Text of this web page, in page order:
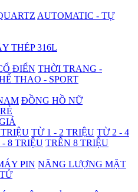
AUTOMATIC - TỰ
THÉP 316L
ĐIỂN THỜI TRANG -
THAO - SPORT
ĐỒNG HỒ NỮ
TỪ 1 - 2 TRIỆU TỪ 2 - 4
- 8 TRIỆU TRÊN 8 TRIỆU
PIN NĂNG LƯỢNG MẶT